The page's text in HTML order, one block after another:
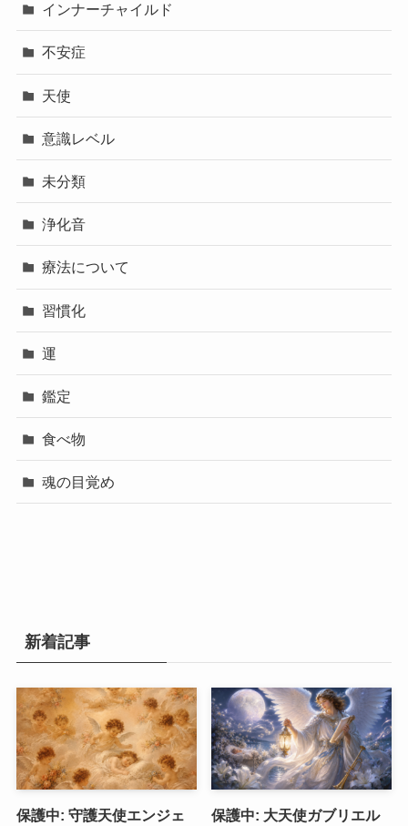
インナーチャイルド
不安症
天使
意識レベル
未分類
浄化音
療法について
習慣化
運
鑑定
食べ物
魂の目覚め
新着記事
保護中: 守護天使エンジェ
保護中: 大天使ガブリエル